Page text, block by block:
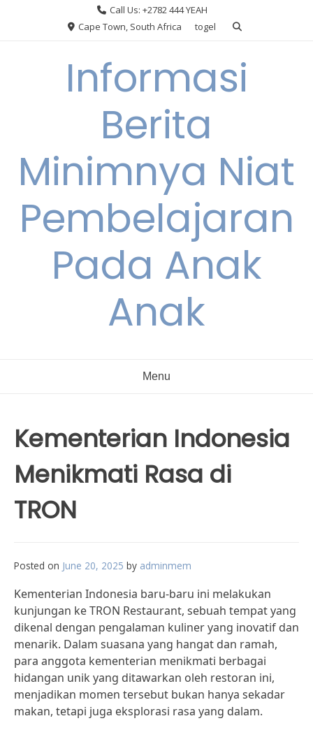
Call Us: +2782 444 YEAH
Cape Town, South Africa
togel
Informasi
Berita
Minimnya Niat
Pembelajaran
Pada Anak
Anak
Menu
Kementerian Indonesia
Menikmati Rasa di
TRON
Posted on June 20, 2025 by adminmem
Kementerian Indonesia baru-baru ini melakukan
kunjungan ke TRON Restaurant, sebuah tempat yang
dikenal dengan pengalaman kuliner yang inovatif dan
menarik. Dalam suasana yang hangat dan ramah,
para anggota kementerian menikmati berbagai
hidangan unik yang ditawarkan oleh restoran ini,
menjadikan momen tersebut bukan hanya sekadar
makan, tetapi juga eksplorasi rasa yang dalam.